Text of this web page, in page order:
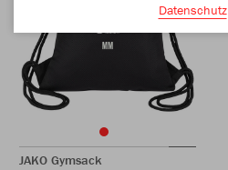
JAKO Gymsack
Datenschutz